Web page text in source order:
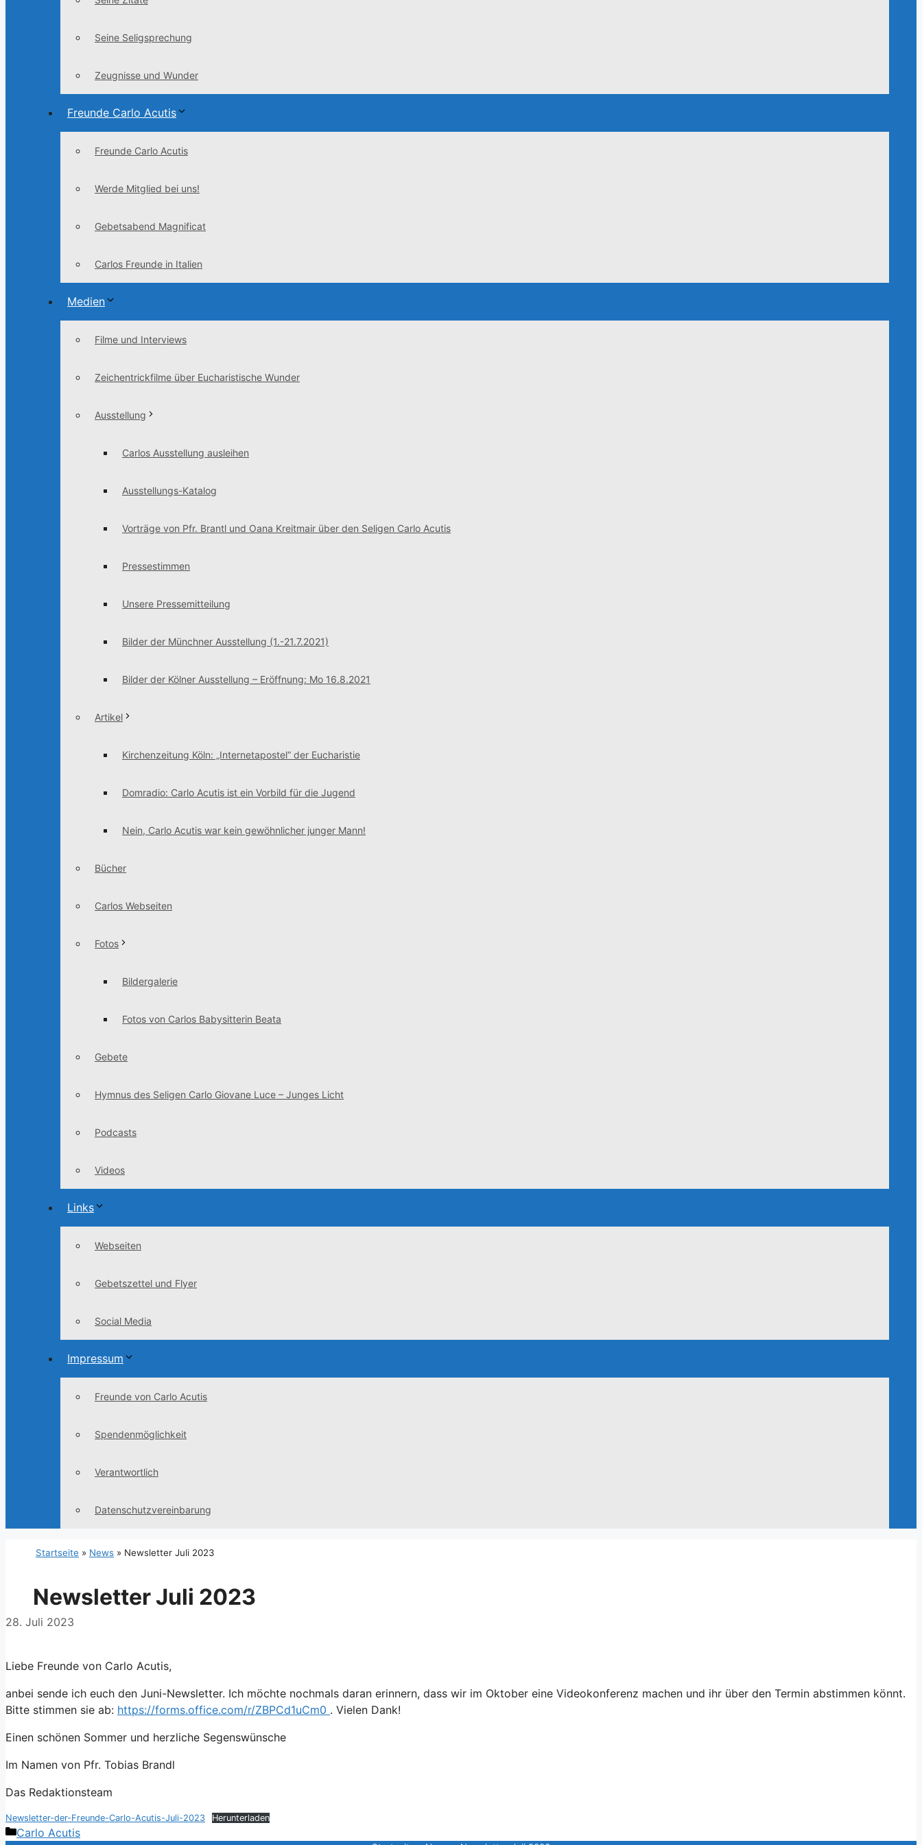
Seine Seligsprechung
Zeugnisse und Wunder
Freunde Carlo Acutis
Freunde Carlo Acutis
Werde Mitglied bei uns!
Gebetsabend Magnificat
Carlos Freunde in Italien
Medien
Filme und Interviews
Zeichentrickfilme über Eucharistische Wunder
Ausstellung
Carlos Ausstellung ausleihen
Ausstellungs-Katalog
Vorträge von Pfr. Brantl und Oana Kreitmair über den Seligen Carlo Acutis
Pressestimmen
Unsere Pressemitteilung
Bilder der Münchner Ausstellung (1.-21.7.2021)
Bilder der Kölner Ausstellung – Eröffnung: Mo 16.8.2021
Artikel
Kirchenzeitung Köln: „Internetapostel“ der Eucharistie
Domradio: Carlo Acutis ist ein Vorbild für die Jugend
Nein, Carlo Acutis war kein gewöhnlicher junger Mann!
Bücher
Carlos Webseiten
Fotos
Bildergalerie
Fotos von Carlos Babysitterin Beata
Gebete
Hymnus des Seligen Carlo Giovane Luce – Junges Licht
Podcasts
Videos
Links
Webseiten
Gebetszettel und Flyer
Social Media
Impressum
Freunde von Carlo Acutis
Spendenmöglichkeit
Verantwortlich
Datenschutzvereinbarung
Startseite » News » Newsletter Juli 2023
Newsletter Juli 2023
28. Juli 2023
Liebe Freunde von Carlo Acutis,
anbei sende ich euch den Juni-Newsletter. Ich möchte nochmals daran erinnern, dass wir im Oktober eine Videokonferenz machen und ihr über den Termin abstimmen könnt.
Bitte stimmen sie ab: https://forms.office.com/r/ZBPCd1uCm0 . Vielen Dank!
Einen schönen Sommer und herzliche Segenswünsche
Im Namen von Pfr. Tobias Brandl
Das Redaktionsteam
Newsletter-der-Freunde-Carlo-Acutis-Juli-2023 Herunterladen
Kategorien
Carlo Acutis